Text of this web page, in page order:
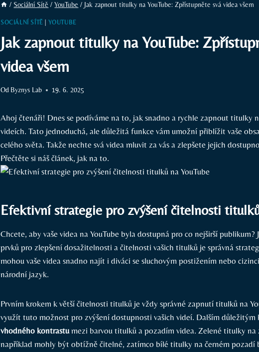
/ Sociální Sítě / YouTube / Jak zapnout titulky na YouTube: Zpřístupněte svá videa všem
SOCIÁLNÍ SÍTĚ YOUTUBE
Jak zapnout titulky na YouTube:
videa všem
Od Byznys Lab 19. 6. 2025
Ahoj čtenáři! Dnes se podíváme na to, jak snadno a rychle zapnout titulky
videích. Tato jednoduchá, ale důležitá funkce vám umožní přiblížit vaše
celého světa. Takže nechte svá videa mluvit za vás a zlepšete jejich
Přečtěte si náš článek, jak na to.
Efektivní strategie pro zvýšení čitelnosti
Chcete, aby vaše videa na YouTube byla dostupná pro co nejširší publikum?
prvků pro zlepšení dosažitelnosti a čitelnosti vašich titulků je správná
mohou vaše videa snadno najít i diváci se sluchovým postižením nebo
národní jazyk.
Prvním krokem k větší čitelnosti titulků je vždy správné zapnutí titulků na
využít tuto možnost pro zvýšení dostupnosti vašich videí. Dalším
vhodného kontrastumezi barvou titulků a pozadím videa. Zelené titulky na
například mohly být obtížně čitelné, zatímco bílé titulky na černém pozadí